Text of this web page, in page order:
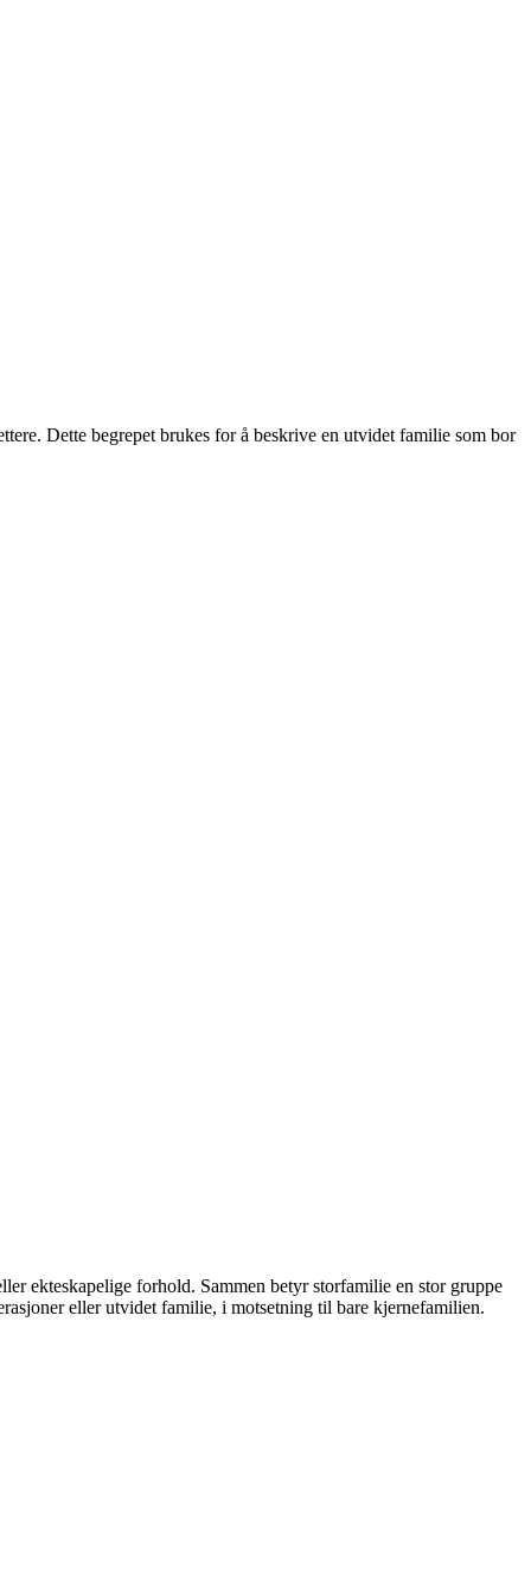
Dette begrepet brukes for å beskrive en utvidet familie som bor
ekteskapelige forhold. Sammen betyr storfamilie en stor gruppe
eller utvidet familie, i motsetning til bare kjernefamilien.